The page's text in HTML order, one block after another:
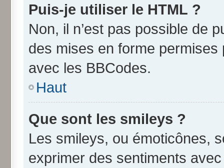
Puis-je utiliser le HTML ?
Non, il n’est pas possible de
des mises en forme
avec les BBCodes.
Haut
Que sont les smileys ?
Les smileys, ou émoticônes,
exprimer des sentiments